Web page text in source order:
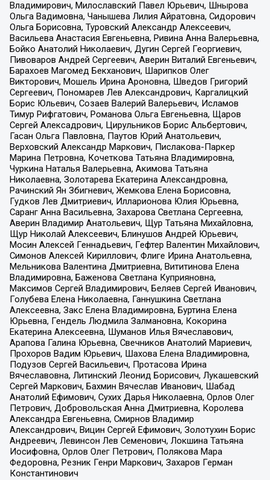
Владимирович, Милославский Павел Юрьевич, Шнырова
Ольга Вадимовна, Чанышева Лилия Айратовна, Сидорович
Ольга Борисовна, Туровский Александр Алексеевич,
Васильева Анастасия Евгеньевна, Ривина Анна Валерьевна,
Бойко Анатолий Николаевич, Дугин Сергей Георгиевич,
Пивоваров Андрей Сергеевич, Аверин Виталий Евгеньевич,
Барахоев Магомед Бекханович, Шарипков Олег
Викторович, Мошель Ирина Ароновна, Шведов Григорий
Сергеевич, Пономарев Лев Александрович, Каргалицкий
Борис Юльевич, Созаев Валерий Валерьевич, Исламов
Тимур Рифгатович, Романова Ольга Евгеньевна, Щаров
Сергей Алексадрович, Цирульников Борис Альбертович,
Гасан Ольга Павловна, Паутов Юрий Анатольевич,
Верховский Александр Маркович, Пислакова-Паркер
Марина Петровна, Кочеткова Татьяна Владимировна,
Чуркина Наталья Валерьевна, Акимова Татьяна
Николаевна, Золотарева Екатерина Александровна,
Рачинский Ян Збигневич, Жемкова Елена Борисовна,
Гудков Лев Дмитриевич, Илларионова Юлия Юрьевна,
Саранг Анна Васильевна, Захарова Светлана Сергеевна,
Аверин Владимир Анатольевич, Щур Татьяна Михайловна,
Щур Николай Алексеевич, Блинушов Андрей Юрьевич,
Мосин Алексей Геннадьевич, Гефтер Валентин Михайлович,
Симонов Алексей Кириллович, Флиге Ирина Анатольевна,
Мельникова Валентина Дмитриевна, Вититинова Елена
Владимировна, Баженова Светлана Куприяновна,
Максимов Сергей Владимирович, Беляев Сергей Иванович,
Голубева Елена Николаевна, Ганнушкина Светлана
Алексеевна, Закс Елена Владимировна, Буртина Елена
Юрьевна, Гендель Людмила Залмановна, Кокорина
Екатерина Алексеевна, Шуманов Илья Вячеславович,
Арапова Галина Юрьевна, Свечников Анатолий Мариевич,
Прохоров Вадим Юрьевич, Шахова Елена Владимировна,
Подузов Сергей Васильевич, Протасова Ирина
Вячеславовна, Литинский Леонид Борисович, Лукашевский
Сергей Маркович, Бахмин Вячеслав Иванович, Шабад
Анатолий Ефимович, Сухих Дарья Николаевна, Орлов Олег
Петрович, Добровольская Анна Дмитриевна, Королева
Александра Евгеньевна, Смирнов Владимир
Александрович, Вицин Сергей Ефимович, Золотухин Борис
Андреевич, Левинсон Лев Семенович, Локшина Татьяна
Иосифовна, Орлов Олег Петрович, Полякова Мара
Федоровна, Резник Генри Маркович, Захаров Герман
Константинович